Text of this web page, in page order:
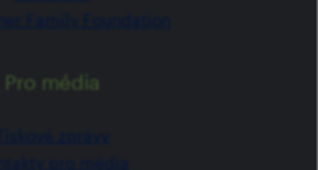
Pro média